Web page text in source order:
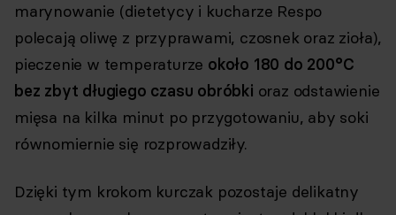
marynowanie (dietetycy i kucharze Respo
polecają oliwę z przyprawami, czosnek oraz zioła),
pieczenie w temperaturze około 180 do 200°C
bez zbyt długiego czasu obróbki oraz odstawienie
mięsa na kilka minut po przygotowaniu, aby soki
równomiernie się rozprowadziły.
Dzięki tym krokom kurczak pozostaje delikatny